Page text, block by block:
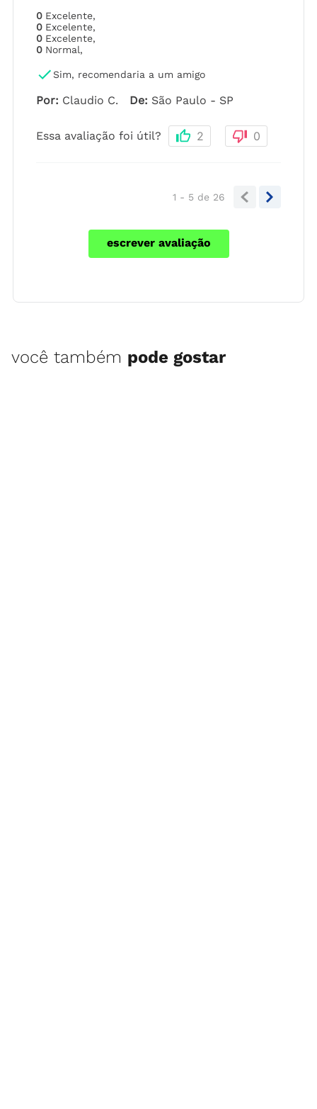
0 Excelente,
0 Excelente,
0 Excelente,
0 Normal,
Sim, recomendaria a um amigo
Por: Claudio C. De: São Paulo - SP
Essa avaliação foi útil? 2 0
1 - 5 de 26
escrever avaliação
você também pode gostar